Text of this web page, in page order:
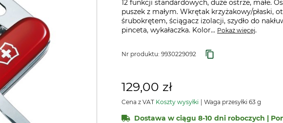
12 funkcji standardowych, duże ostrze, małe.
puszek z małym. Wkrętak krzyżakowy/płaski,
śrubokrętem, ściągacz izolacji, szydło do
pinceta, wykałaczka. Kolor... Pokaż więcej.
Nr produktu: 9930229092
129,00 zł
Cena z VAT Koszty wysyłki Waga przesyłki 63 g
Dostawa w ciągu 8-10 dni roboczych |